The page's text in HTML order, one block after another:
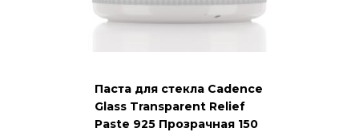
Паста для стекла Cadence
Glass Transparent Relief
Paste 925 Прозрачная 150